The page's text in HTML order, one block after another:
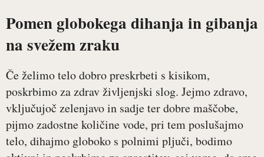
Pomen globokega dihanja in gibanja
na svežem zraku
Če želimo telo dobro preskrbeti s kisikom,
poskrbimo za zdrav življenjski slog. Jejmo zdravo,
vključujoč zelenjavo in sadje ter dobre maščobe,
pijmo zadostne količine vode, pri tem poslušajmo
telo, dihajmo globoko s polnimi pljuči, bodimo